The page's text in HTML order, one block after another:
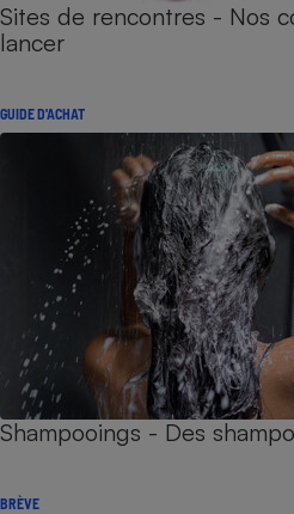
Sites de rencontres - Nos
lancer
GUIDE D'ACHAT
Shampooings - Des
BRÈVE